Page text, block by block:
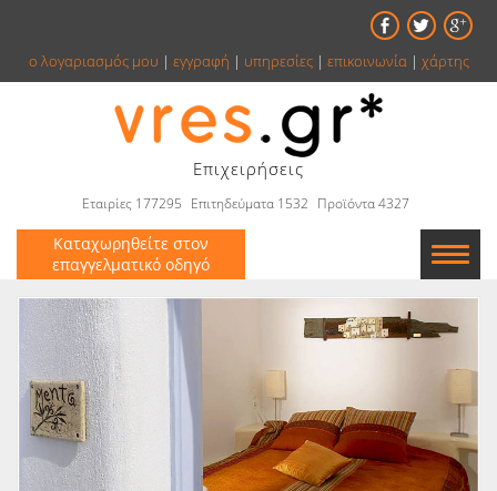
ο λογαριασμός μου | εγγραφή | υπηρεσίες| επικοινωνία| χάρτης
Επιχειρήσεις
Εταιρίες 177295 Επιτηδεύματα 1532 Προϊόντα 4327
Καταχωρηθείτε στον
επαγγελματικό οδηγό
Εταιρείες
Κατάλογος
Αγγελίες
Βιβλία